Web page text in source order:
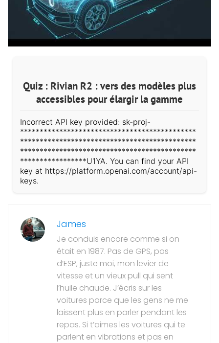
Quiz : Rivian R2 : vers des modèles plus
accessibles pour élargir la gamme
Incorrect API key provided: sk-proj-
*********************************************
*********************************************
*********************************************
*****************U1YA. You can find your API
key at https://platform.openai.com/account/api-
keys.
James
Je conduis encore comme si on
était en 1987. Pas de GPS, pas
d’ESP, juste moi, mon levier de
vitesse et un vieux pull qui sent
l’huile chaude. J’écris sur les
voitures parce que les gens ne me
laissent plus en parler pendant les
repas. Si t’aimes les voitures qui te
parlent en vibrations et pas en